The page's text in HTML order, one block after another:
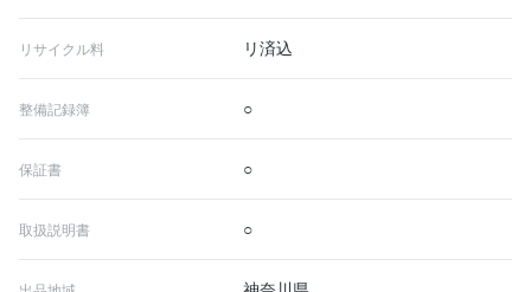
リサイクル料 リ済込
整備記録簿 ○
保証書 ○
取扱説明書 ○